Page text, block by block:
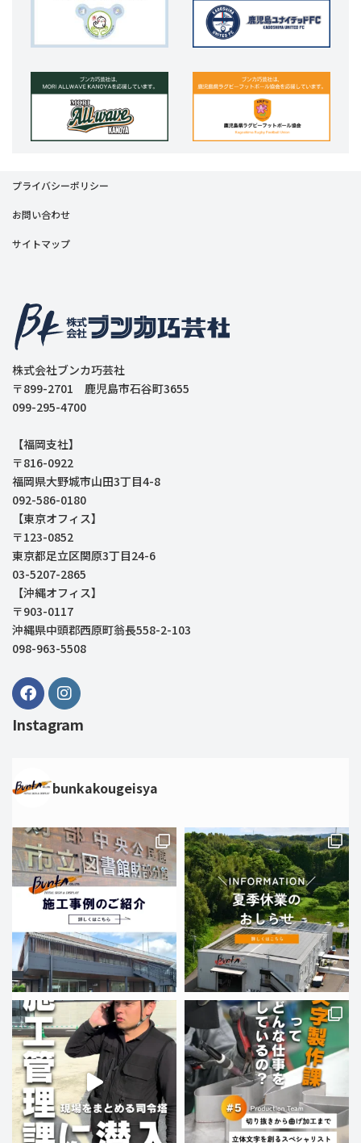
プライバシーポリシー
お問い合わせ
サイトマップ
株式会社ブンカ巧芸社
〒899-2701 鹿児島市石谷町3655
099-295-4700
【福岡支社】
〒816-0922
福岡県大野城市山田3丁目4-8
092-586-0180
【東京オフィス】
〒123-0852
東京都足立区関原3丁目24-6
03-5207-2865
【沖縄オフィス】
〒903-0117
沖縄県中頭郡西原町翁長558-2-103
098-963-5508
Instagram
bunkakougeisya